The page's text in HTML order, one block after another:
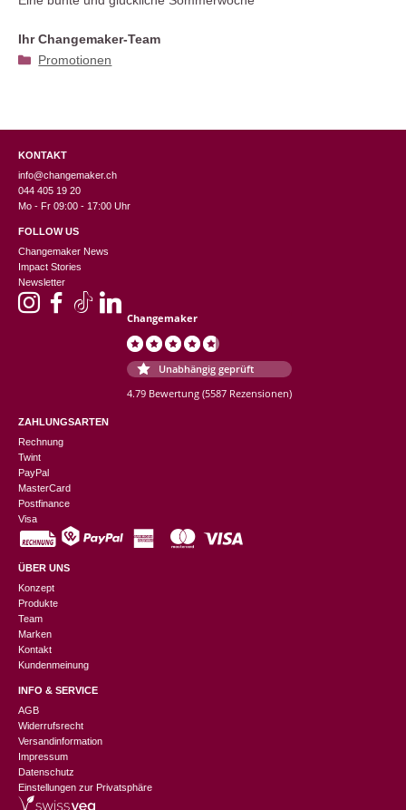
Ihr Changemaker-Team
Kategorien
Promotionen
KONTAKT
info@changemaker.ch
044 405 19 20
Mo - Fr 09:00 - 17:00 Uhr
FOLLOW US
Changemaker News
Impact Stories
Newsletter
Changemaker
Unabhängig geprüft
4.79 Bewertung (5587 Rezensionen)
ZAHLUNGSARTEN
Rechnung
Twint
PayPal
MasterCard
Postfinance
Visa
ÜBER UNS
Konzept
Produkte
Team
Marken
Kontakt
Kundenmeinung
INFO & SERVICE
AGB
Widerrufsrecht
Versandinformation
Impressum
Datenschutz
Einstellungen zur Privatsphäre